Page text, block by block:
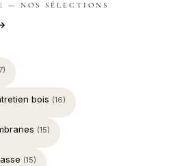
— NOS SÉLECTIONS
bois (16)
(15)
(15)